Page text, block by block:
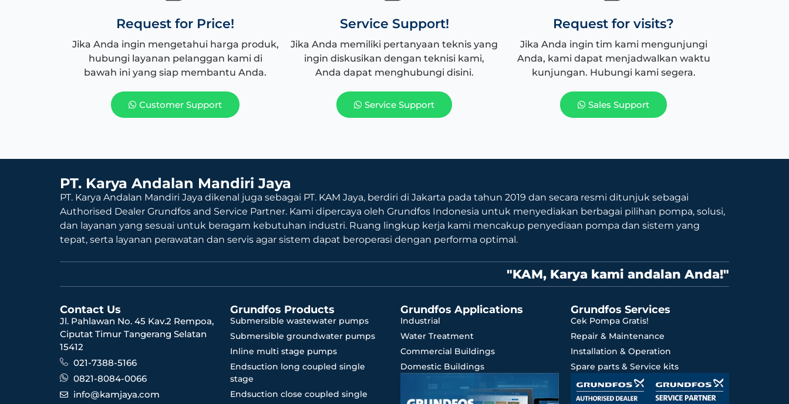
Request for Price!
Jika Anda ingin mengetahui harga produk,
hubungi layanan pelanggan kami di
bawah ini yang siap membantu Anda.
Customer Support
Service Support!
Jika Anda memiliki pertanyaan teknis yang
ingin diskusikan dengan teknisi kami,
Anda dapat menghubungi disini.
Service Support
Request for visits?
Jika Anda ingin tim kami mengunjungi
Anda, kami dapat menjadwalkan waktu
kunjungan. Hubungi kami segera.
Sales Support
PT. Karya Andalan Mandiri Jaya
PT. Karya Andalan Mandiri Jaya dikenal juga sebagai PT. KAM Jaya, berdiri di Jakarta pada tahun 2019 dan secara resmi ditunjuk sebagai
Authorised Dealer Grundfos and Service Partner. Kami dipercaya oleh Grundfos Indonesia untuk menyediakan berbagai pilihan pompa, solusi,
dan layanan yang sesuai untuk beragam kebutuhan industri. Ruang lingkup kerja kami mencakup penyediaan pompa dan sistem yang
tepat, serta layanan perawatan dan servis agar sistem dapat beroperasi dengan performa optimal.
"KAM, Karya kami andalan Anda!"
Contact Us
Jl. Pahlawan No. 45 Kav.2 Rempoa,
Ciputat Timur Tangerang Selatan
15412
021-7388-5166
0821-8084-0066
info@kamjaya.com
Grundfos Products
Submersible wastewater pumps
Submersible groundwater pumps
Inline multi stage pumps
Endsuction long coupled single
stage
Endsuction close coupled single
Grundfos Applications
Industrial
Water Treatment
Commercial Buildings
Domestic Buildings
Grundfos Services
Cek Pompa Gratis!
Repair & Maintenance
Installation & Operation
Spare parts & Service kits